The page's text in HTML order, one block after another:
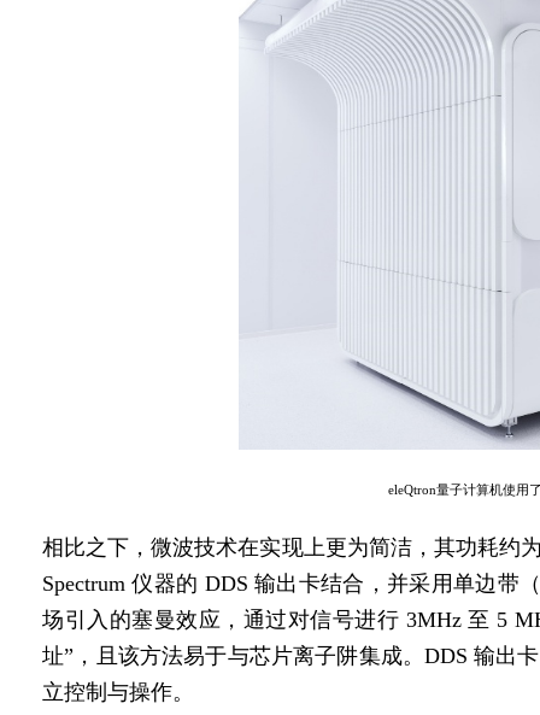
eleQtron量子计算机使用
相比之下，微波技术在实现上更为简洁，其功耗约
Spectrum 仪器的 DDS 输出卡结合，并采用单边带
场引入的塞曼效应，通过对信号进行 3MHz 至 5
址”，且该方法易于与芯片离子阱集成。DDS 输出
立控制与操作。